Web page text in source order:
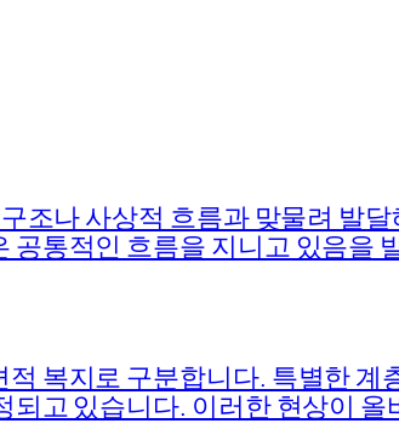
조나 사상적 흐름과 맞물려 발
통적인 흐름을 지니고 있음을
복지로 구분합니다. 특별한
고 있습니다. 이러한 현상이